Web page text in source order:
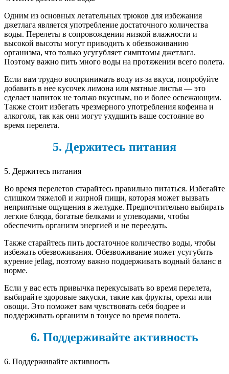
Одним из основных летательных трюков для избежания
джетлага является употребление достаточного количества
воды. Перелеты в сопровождении низкой влажности и
высокой высоты могут приводить к обезвоживанию
организма, что только усугубляет симптомы джетлага.
Поэтому важно пить много воды на протяжении всего полета.
Если вам трудно воспринимать воду из-за вкуса, попробуйте
добавить в нее кусочек лимона или мятные листья — это
сделает напиток не только вкусным, но и более освежающим.
Также стоит избегать чрезмерного употребления кофеина и
алкоголя, так как они могут ухудшить ваше состояние во
время перелета.
5. Держитесь питания
5. Держитесь питания
Во время перелетов старайтесь правильно питаться. Избегайте
слишком тяжелой и жирной пищи, которая может вызвать
неприятные ощущения в желудке. Предпочтительно выбирать
легкие блюда, богатые белками и углеводами, чтобы
обеспечить организм энергией и не переедать.
Также старайтесь пить достаточное количество воды, чтобы
избежать обезвоживания. Обезвоживание может усугубить
курение jetlag, поэтому важно поддерживать водный баланс в
норме.
Если у вас есть привычка перекусывать во время перелета,
выбирайте здоровые закуски, такие как фрукты, орехи или
овощи. Это поможет вам чувствовать себя бодрее и
поддерживать организм в тонусе во время полета.
6. Поддерживайте активность
6. Поддерживайте активность